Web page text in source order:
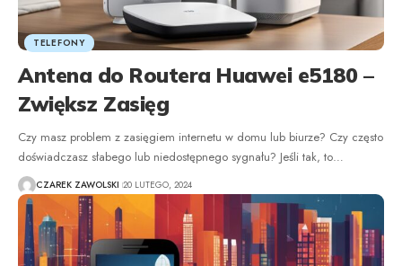
TELEFONY
Antena do Routera Huawei e5180 –
Zwiększ Zasięg
Czy masz problem z zasięgiem internetu w domu lub biurze? Czy często
doświadczasz słabego lub niedostępnego sygnału? Jeśli tak, to…
CZAREK ZAWOLSKI 20 LUTEGO, 2024